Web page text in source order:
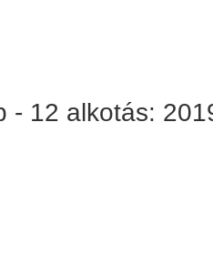
- 12 alkotás: